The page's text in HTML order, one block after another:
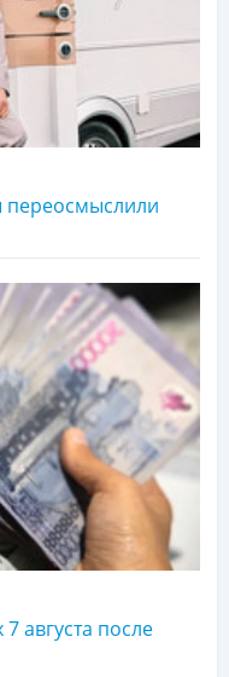
переосмыслили
августа после